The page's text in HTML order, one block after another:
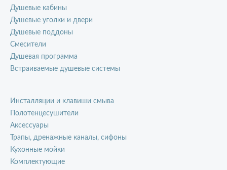
Душевые кабины
Душевые уголки и двери
Душевые поддоны
Смесители
Душевая программа
Встраиваемые душевые системы
Инсталляции и клавиши смыва
Полотенцесушители
Аксессуары
Трапы, дренажные каналы, сифоны
Кухонные мойки
Комплектующие